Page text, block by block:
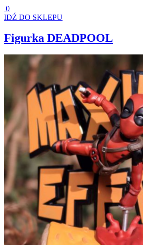
0
IDŹ DO SKLEPU
Figurka DEADPOOL